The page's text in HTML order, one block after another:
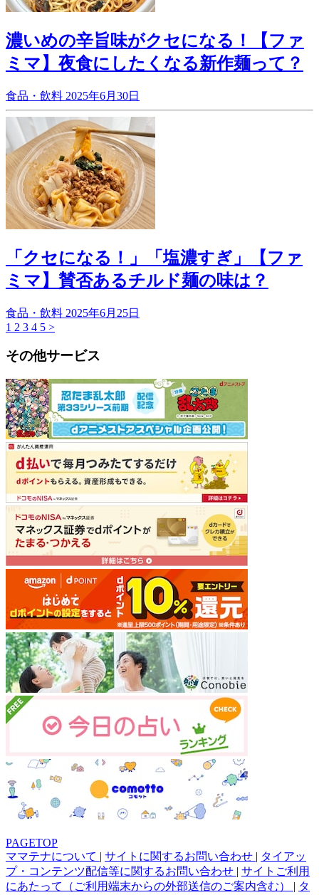
濃いめの辛旨味がクセになる！【ファ
ミマ】夜食にしたくなる新作麺って？
食品・飲料 2025年6月30日
「クセになる！」「塩濃すぎ」【ファ
ミマ】賛否あるチルド麺の味は？
食品・飲料 2025年6月25日
1 2 3 4 5 >
その他サービス
PAGETOP
ママテナについて | サイトに関するお問い合わせ | タイアッ
プ・コンテンツ配信等に関するお問い合わせ | サイトご利用
にあたって（ご利用端末からの外部送信のご案内含む） | タ